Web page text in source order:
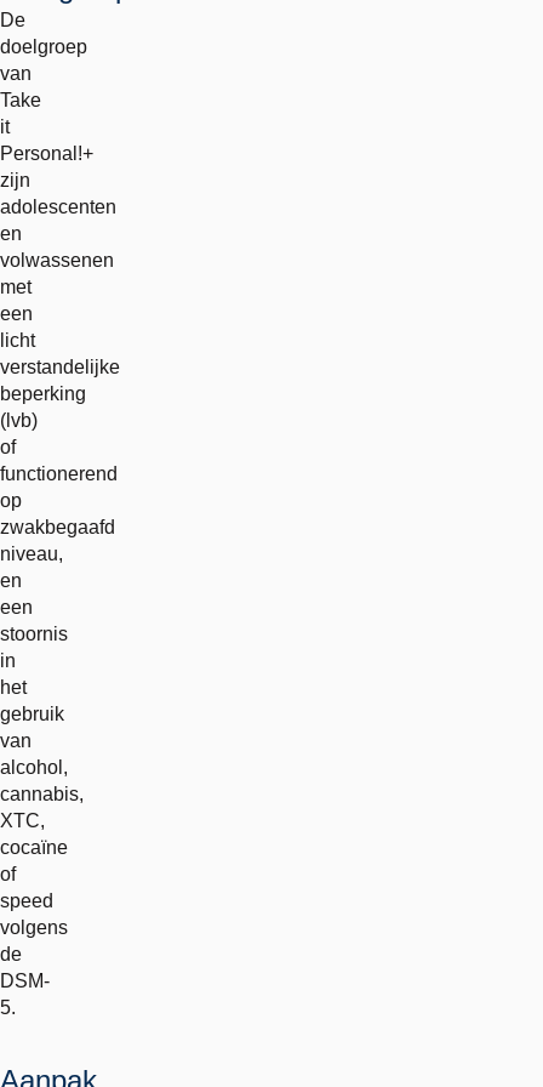
De
doelgroep
van
Take
it
Personal!+
zijn
adolescenten
en
volwassenen
met
een
licht
verstandelijke
beperking
(lvb)
of
functionerend
op
zwakbegaafd
niveau,
en
een
stoornis
in
het
gebruik
van
alcohol,
cannabis,
XTC,
cocaïne
of
speed
volgens
de
DSM-
5.
Aanpak